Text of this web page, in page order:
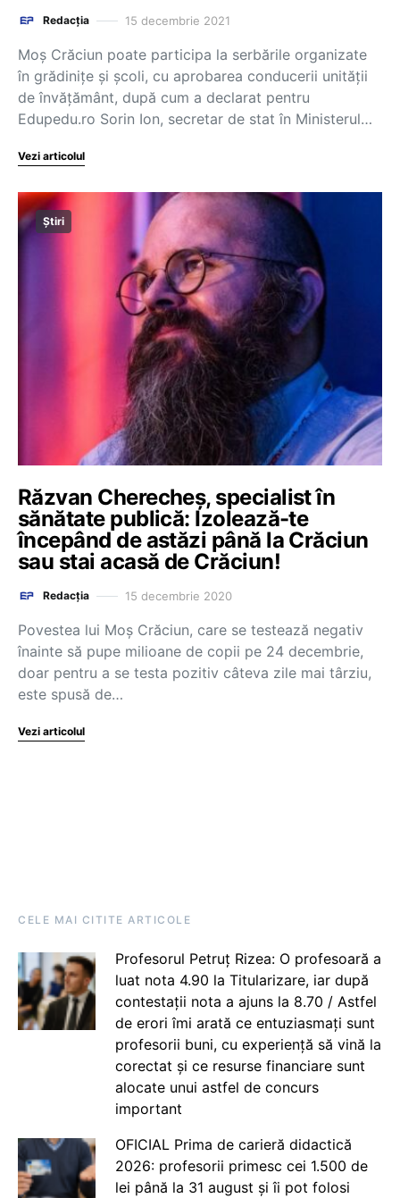
Redacția 15 decembrie 2021
Moș Crăciun poate participa la serbările organizate
în grădinițe și școli, cu aprobarea conducerii unității
de învățământ, după cum a declarat pentru
Edupedu.ro Sorin Ion, secretar de stat în Ministerul…
Vezi articolul
Știri
Răzvan Cherecheș, specialist în
sănătate publică: Izolează-te
începând de astăzi până la Crăciun
sau stai acasă de Crăciun!
Redacția 15 decembrie 2020
Povestea lui Moș Crăciun, care se testează negativ
înainte să pupe milioane de copii pe 24 decembrie,
doar pentru a se testa pozitiv câteva zile mai târziu,
este spusă de…
Vezi articolul
CELE MAI CITITE ARTICOLE
Profesorul Petruț Rizea: O profesoară a
luat nota 4.90 la Titularizare, iar după
contestații nota a ajuns la 8.70 / Astfel
de erori îmi arată ce entuziasmați sunt
profesorii buni, cu experiență să vină la
corectat și ce resurse financiare sunt
alocate unui astfel de concurs
important
OFICIAL Prima de carieră didactică
2026: profesorii primesc cei 1.500 de
lei până la 31 august și îi pot folosi